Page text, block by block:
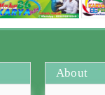
About